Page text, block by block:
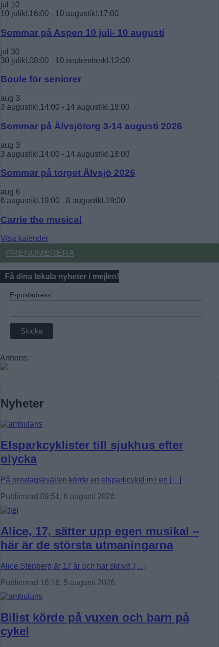
jul 10
10 julikl.16:00 - 10 augustikl.17:00
Sommar på Aspen 10 juli- 10 augusti
jul 30
30 julikl.08:00 - 10 septemberkl.12:00
Boule för seniorer
aug 3
3 augustikl.14:00 - 14 augustikl.18:00
Sommar på Älvsjötorg 3-14 augusti 2026
aug 3
3 augustikl.14:00 - 14 augustikl.18:00
Sommar på torget Älvsjö 2026
aug 6
6 augustikl.19:00 - 8 augustikl.19:00
Carrie the musical
Visa kalender
PRENUMERERA
Få dina lokala nyheter i mejlen!
E-postadress
Annons:
Nyheter
Elsparkcyklister till sjukhus efter
olycka
På onsdagskvällen körde en elsparkcykel in i en […]
Publicerad 09:51, 6 augusti 2026
Alice, 17, sätter upp egen musikal –
här är de största utmaningarna
Alice Stenberg är 17 år och har skrivit, […]
Publicerad 16:16, 5 augusti 2026
Bilist körde på vuxen och barn på
cykel